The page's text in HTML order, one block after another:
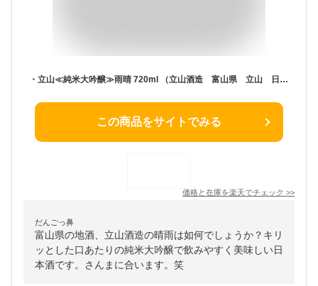
・立山≪純米大吟醸≫雨晴 720ml （立山酒造 富山県 立山 日本酒 辛口）（父の日・お中元・お歳暮等の贈り物にもオススメ）.
この商品をサイトでみる
価格と在庫を楽天でチェック >>
だんごっ鼻
富山県の地酒、立山酒造の晴雨は如何でしょうか？キリ
ッとした口あたりの純米大吟醸で飲みやすく美味しい日
本酒です。さんまに合います。笑